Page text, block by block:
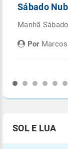
Sábado
Manhã
PorMarcos
SOL E LUA